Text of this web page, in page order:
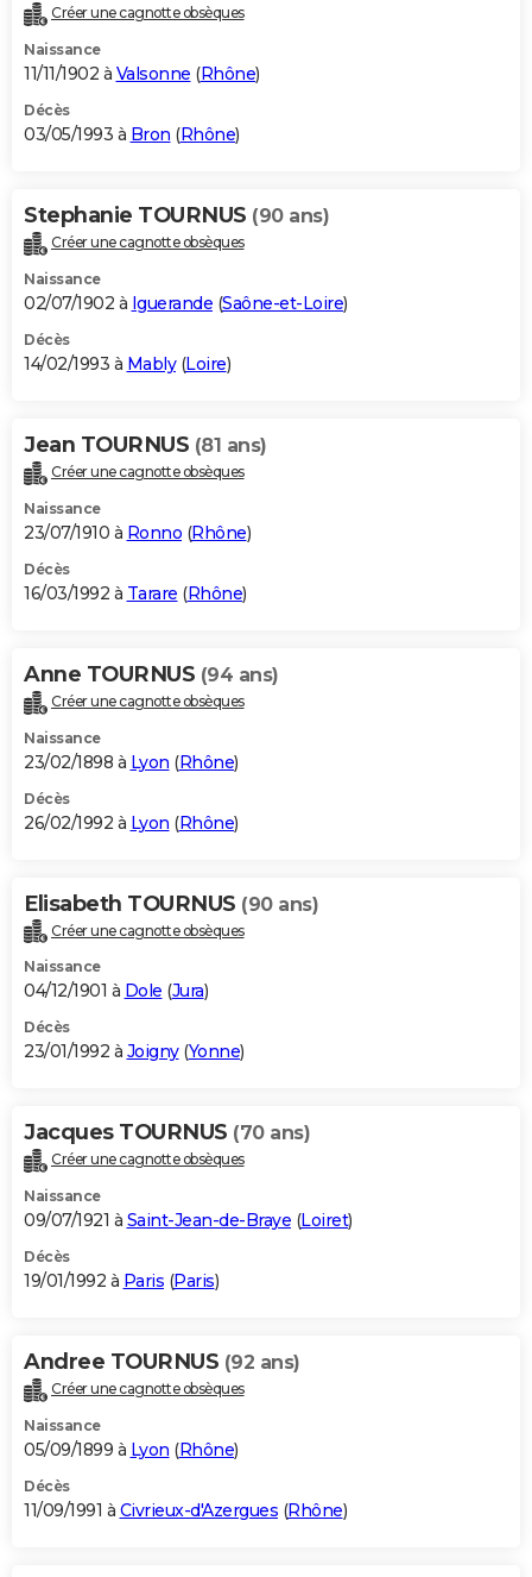
Créer une cagnotte obsèques
Naissance
11/11/1902 à Valsonne (Rhône)
Décès
03/05/1993 à Bron (Rhône)
Stephanie TOURNUS (90 ans)
Créer une cagnotte obsèques
Naissance
02/07/1902 à Iguerande (Saône-et-Loire)
Décès
14/02/1993 à Mably(Loire)
Jean TOURNUS (81 ans)
Créer une cagnotte obsèques
Naissance
23/07/1910 à Ronno (Rhône)
Décès
16/03/1992 à Tarare (Rhône)
Anne TOURNUS (94 ans)
Créer une cagnotte obsèques
Naissance
23/02/1898 à Lyon (Rhône)
Décès
26/02/1992 à Lyon (Rhône)
Elisabeth TOURNUS (90 ans)
Créer une cagnotte obsèques
Naissance
04/12/1901 à Dole (Jura)
Décès
23/01/1992 à Joigny(Yonne)
Jacques TOURNUS (70 ans)
Créer une cagnotte obsèques
Naissance
09/07/1921 à Saint-Jean-de-Braye (Loiret)
Décès
19/01/1992 à Paris (Paris)
Andree TOURNUS (92 ans)
Créer une cagnotte obsèques
Naissance
05/09/1899 à Lyon (Rhône)
Décès
11/09/1991 à Civrieux-d'Azergues (Rhône)